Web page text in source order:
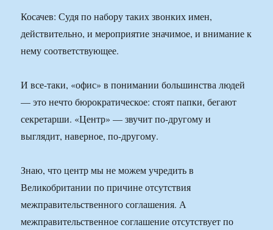
Косачев: Судя по набору таких звонких имен,
действительно, и мероприятие значимое, и внимание к
нему соответствующее.
И все-таки, «офис» в понимании большинства людей
— это нечто бюрократическое: стоят папки, бегают
секретарши. «Центр» — звучит по-другому и
выглядит, наверное, по-другому.
Знаю, что центр мы не можем учредить в
Великобритании по причине отсутствия
межправительственного соглашения. А
межправительственное соглашение отсутствует по